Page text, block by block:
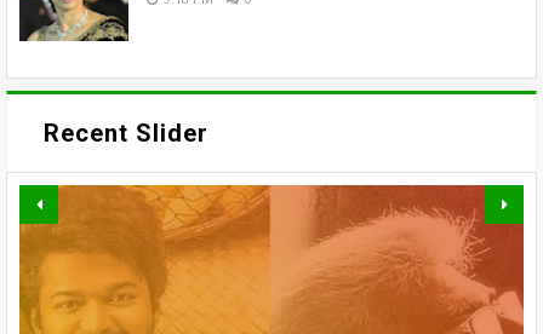
Recent Slider
வாரிசு திரைப்படத்தையும்